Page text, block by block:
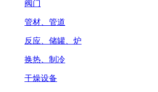
阀门
管材、管道
反应、储罐、炉
换热、制冷
干燥设备